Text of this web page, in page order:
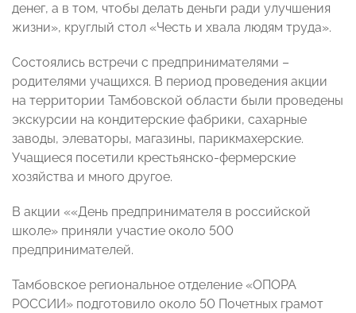
денег, а в том, чтобы делать деньги ради улучшения
жизни», круглый стол «Честь и хвала людям труда».
Состоялись встречи с предпринимателями –
родителями учащихся. В период проведения акции
на территории Тамбовской области были проведены
экскурсии на кондитерские фабрики, сахарные
заводы, элеваторы, магазины, парикмахерские.
Учащиеся посетили крестьянско-фермерские
хозяйства и много другое.
В акции ««День предпринимателя в российской
школе» приняли участие около 500
предпринимателей.
Тамбовское региональное отделение «ОПОРА
РОССИИ» подготовило около 50 Почетных грамот